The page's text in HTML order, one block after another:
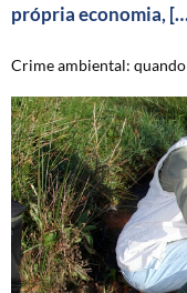
própria economia,
Crime ambiental: